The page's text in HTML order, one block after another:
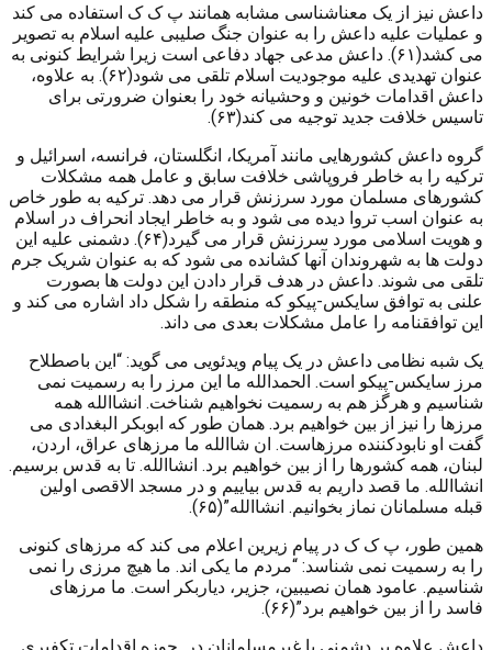
داعش نیز از یک معناشناسی مشابه همانند پ ک ک استفاده می کند
و عملیات علیه داعش را به عنوان جنگ صلیبی علیه اسلام به تصویر
می کشد(۶۱). داعش مدعی جهاد دفاعی است زیرا شرایط کنونی به
عنوان تهدیدی علیه موجودیت اسلام تلقی می شود(۶۲). به علاوه،
داعش اقدامات خونین و وحشیانه خود را بعنوان ضرورتی برای
تاسیس خلافت جدید توجیه می کند(۶۳).
گروه داعش کشورهایی مانند آمریکا، انگلستان، فرانسه، اسرائیل و
ترکیه را به خاطر فروپاشی خلافت سابق و عامل همه مشکلات
کشورهای مسلمان مورد سرزنش قرار می دهد. ترکیه به طور خاص
به عنوان اسب تروا دیده می شود و به خاطر ایجاد انحراف در اسلام
و هویت اسلامی مورد سرزنش قرار می گیرد(۶۴). دشمنی علیه این
دولت ها به شهروندان آنها کشانده می شود که به عنوان شریک جرم
تلقی می شوند. داعش در هدف قرار دادن این دولت ها بصورت
علنی به توافق سایکس-پیکو که منطقه را شکل داد اشاره می کند و
این توافقنامه را عامل مشکلات بعدی می داند.
یک شبه نظامی داعش در یک پیام ویدئویی می گوید: “این باصطلاح
مرز سایکس-پیکو است. الحمدالله ما این مرز را به رسمیت نمی
شناسیم و هرگز هم به رسمیت نخواهیم شناخت. انشاالله همه
مرزها را نیز از بین خواهیم برد. همان طور که ابوبکر البغدادی می
گفت او نابودکننده مرزهاست. ان شاالله ما مرزهای عراق، اردن،
لبنان، همه کشورها را از بین خواهیم برد. انشاالله. تا به قدس برسیم.
انشاالله. ما قصد داریم به قدس بیاییم و در مسجد الاقصی اولین
قبله مسلمانان نماز بخوانیم. انشاالله”(۶۵).
همین طور، پ ک ک در پیام زیرین اعلام می کند که مرزهای کنونی
را به رسمیت نمی شناسد: “مردم ما یکی اند. ما هیچ مرزی را نمی
شناسیم. عامود همان نصیبین، جزیر، دیاربکر است. ما مرزهای
فاسد را از بین خواهیم برد”(۶۶).
داعش علاوه بر دشمنی با غیرمسلمانان در حوزه اقدامات تکفیری